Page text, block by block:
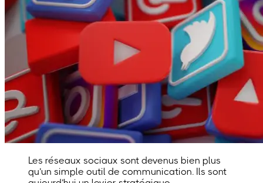
Les réseaux sociaux sont devenus bien plus
qu’un simple outil de communication. Ils sont